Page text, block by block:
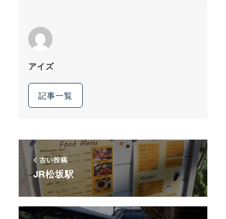
アイズ
記事一覧
古い投稿
JR松坂駅